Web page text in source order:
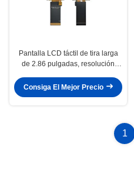
Pantalla LCD táctil de tira larga
de 2.86 pulgadas, resolución
TFT industrial
Consiga El Mejor Precio
1